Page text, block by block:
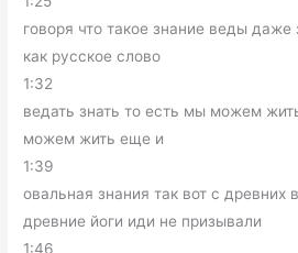
говоря что такое знание веды
как русское слово
1:32
ведать знать то есть мы можем
можем жить еще и
1:39
овальная знания так вот с древних
древние йоги иди не призывали
1:46